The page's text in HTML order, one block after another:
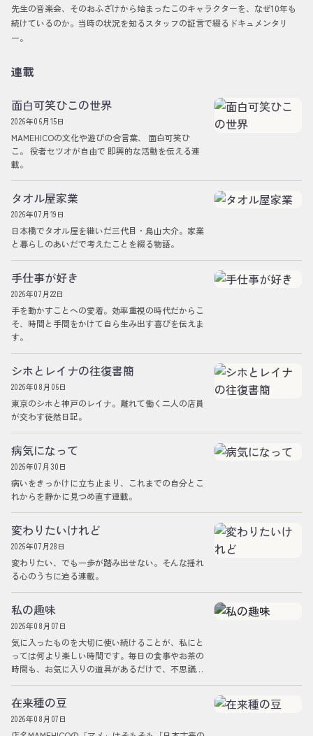
先生の音楽会、そのおふざけから始まったこのキャラクターを、なぜ10年も
続けているのか。当時の状況を知るスタッフの証言で綴るドキュメンタリ
ー。
連載
面白可笑ひこの世界
2026年06月15日
MAMEHICOの文化や遊びの合言葉、 面白可笑ひ
こ。 役者セツオが自由で 即興的な活動を伝える連
載。
タオル屋家業
2026年07月19日
日本橋でタオル屋を継いだ三代目・鳥山大介。家業
と暮らしのあいだで考えたことを綴る物語。
手仕事が好き
2026年07月22日
手を動かすことへの愛着。効率重視の時代だからこ
そ、時間と手間をかけて自ら生み出す喜びを伝えま
す。
シホとレイナの往復書簡
2026年08月06日
東京のシホと神戸のレイナ。離れて働く二人の店員
が交わす徒然日記。
病気になって
2026年07月30日
病いをきっかけに立ち止まり、これまでの自分とこ
れからを静かに見つめ直す連載。
変わりたいけれど
2026年07月28日
変わりたい、でも一歩が踏み出せない。そんな揺れ
る心のうちに迫る連載。
私の趣味
2026年08月07日
気に入ったものを大切に使い続けることが、私にと
っては何より楽しい時間です。毎日の食事やお茶の
時間も、お気に入りの道具があるだけで、不思議と
在来種の豆
2026年08月07日